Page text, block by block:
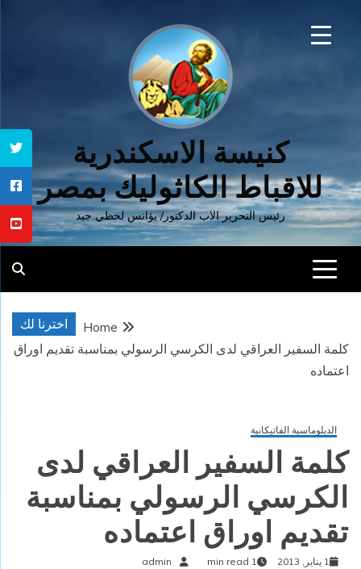
كنيسة الاسكندرية
للاقباط الكاثوليك بمصر
رئيس التحرير الاب الدكتور/ يؤانس لحظي جيد
اخترنا لك
Home
كلمة السفير العراقي لدى الكرسي الرسولي بمناسبة تقديم اوراق
اعتماده
الدبلوماسية الفاتيكانية
كلمة السفير العراقي لدى
الكرسي الرسولي بمناسبة
تقديم اوراق اعتماده
1 يناير, 2013 1 min read
admin